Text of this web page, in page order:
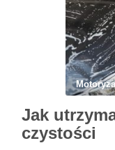
Jak
czystości